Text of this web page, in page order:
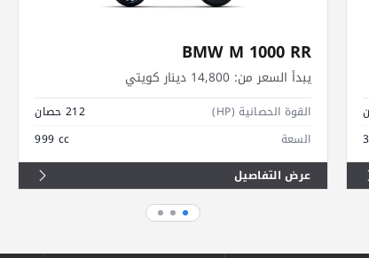
BMW M 1000 RR
يبدأ السعر من:
القوة الحصانية (HP)
212 حصان
السعة
999 cc
عرض التفاصيل